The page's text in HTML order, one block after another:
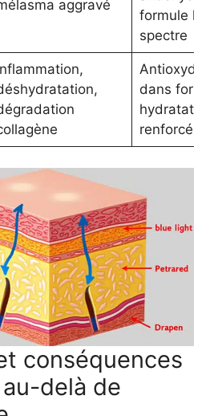
aggravé
formule
spectre
dans
hydratation
renforcée
conséquences
delà de